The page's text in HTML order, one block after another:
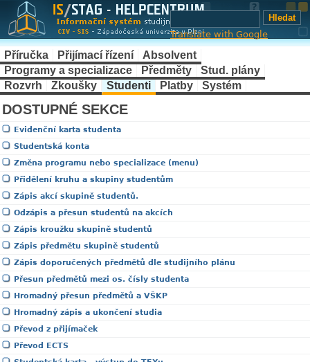
Translate with Google
Příručka Přijímací řízení
Absolvent
Programy a specializace
Předměty
Stud. plány
Rozvrh
Zkoušky Studenti Platby Systém
DOSTUPNÉ SEKCE
Evidenční karta studenta
Studentská konta
Změna programu nebo specializace (menu)
Přidělení kruhu a skupiny studentům
Zápis akcí skupině studentů.
Odzápis a přesun studentů na akcích
Zápis kroužku skupině studentů
Zápis předmětu skupině studentů
Zápis doporučených předmětů dle studijního plánu
Přesun předmětů mezi os. čísly studenta
Hromadný přesun předmětů a VŠKP
Hromadný zápis a ukončení studia
Převod z přijímaček
Převod ECTS